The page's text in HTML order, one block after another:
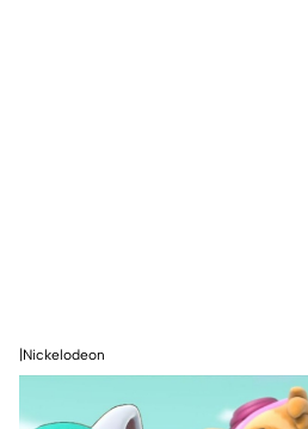
|Nickelodeon